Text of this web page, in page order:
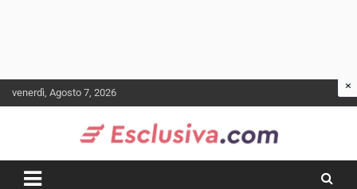
to
venerdì, Agosto 7, 2026